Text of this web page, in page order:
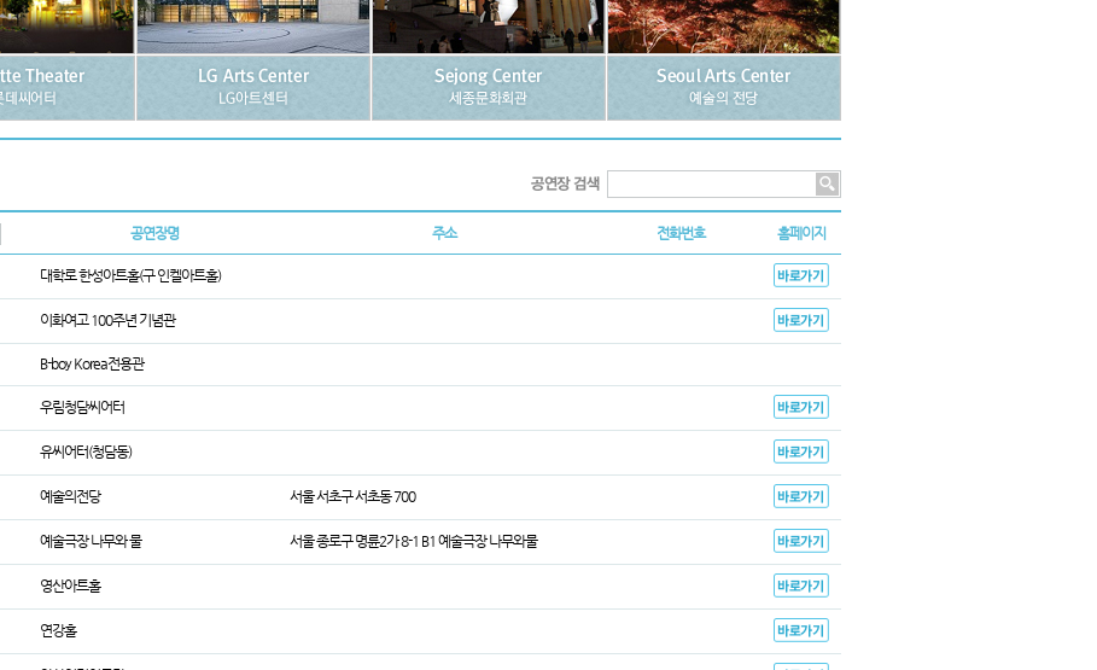
공연장명 주소 전화번호 홈페이지
대학로 한성아트홀(구 인켈아트홀)
이화여고 100주년 기념관
B-boy Korea전용관
우림청담씨어터
유씨어터(청담동)
예술의전당 서울 서초구 서초동 700
예술극장 나무와 물 서울 종로구 명륜2가 8-1 B1 예술극장 나무와물
영산아트홀
연강홀